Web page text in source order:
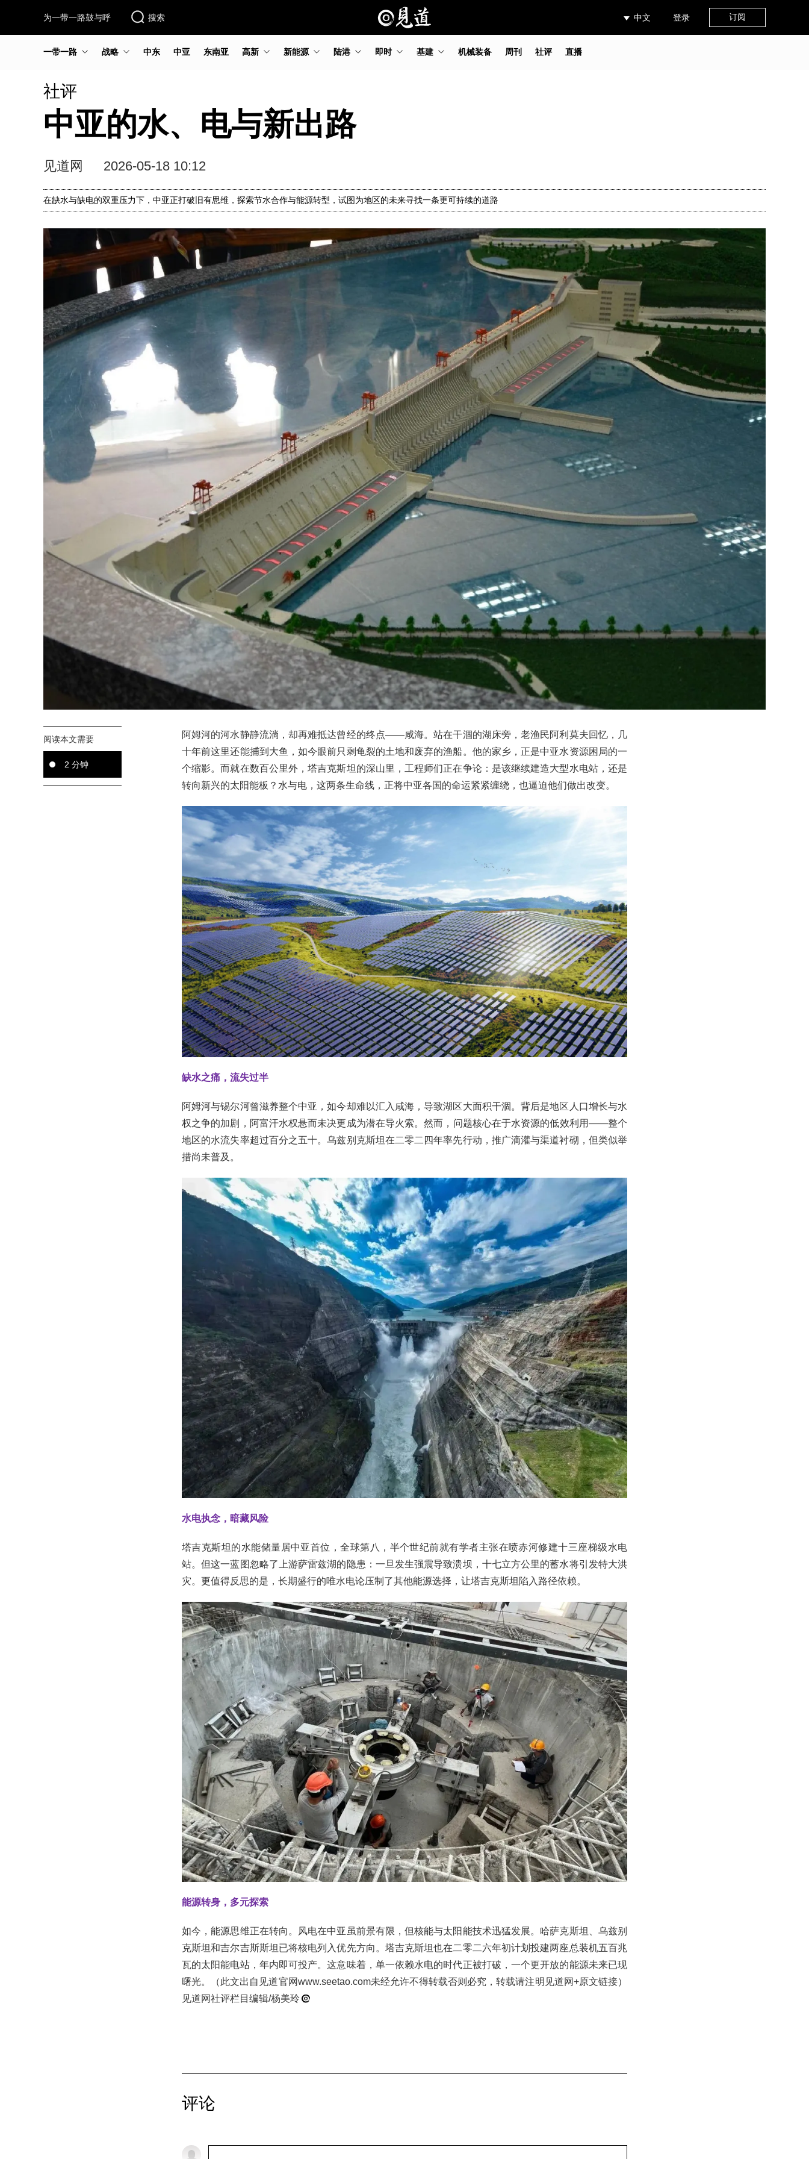
为一带一路鼓与呼 搜索 中文 登录 订阅
一带一路 战略 中东 中亚 东南亚 高新 新能源 陆港 即时 基建 机械装备 周刊 社评 直播
社评
中亚的水、电与新出路
见道网 2026-05-18 10:12
在缺水与缺电的双重压力下，中亚正打破旧有思维，探索节水合作与能源转型，试图为地区的未来寻找一条更可持续的道路
阅读本文需要
2 分钟
阿姆河的河水静静流淌，却再难抵达曾经的终点——咸海。站在干涸的湖床旁，老渔民阿利莫夫回忆，几
十年前这里还能捕到大鱼，如今眼前只剩龟裂的土地和废弃的渔船。他的家乡，正是中亚水资源困局的一
个缩影。而就在数百公里外，塔吉克斯坦的深山里，工程师们正在争论：是该继续建造大型水电站，还是
转向新兴的太阳能板？水与电，这两条生命线，正将中亚各国的命运紧紧缠绕，也逼迫他们做出改变。
缺水之痛，流失过半
阿姆河与锡尔河曾滋养整个中亚，如今却难以汇入咸海，导致湖区大面积干涸。背后是地区人口增长与水
权之争的加剧，阿富汗水权悬而未决更成为潜在导火索。然而，问题核心在于水资源的低效利用——整个
地区的水流失率超过百分之五十。乌兹别克斯坦在二零二四年率先行动，推广滴灌与渠道衬砌，但类似举
措尚未普及。
水电执念，暗藏风险
塔吉克斯坦的水能储量居中亚首位，全球第八，半个世纪前就有学者主张在喷赤河修建十三座梯级水电
站。但这一蓝图忽略了上游萨雷兹湖的隐患：一旦发生强震导致溃坝，十七立方公里的蓄水将引发特大洪
灾。更值得反思的是，长期盛行的唯水电论压制了其他能源选择，让塔吉克斯坦陷入路径依赖。
能源转身，多元探索
如今，能源思维正在转向。风电在中亚虽前景有限，但核能与太阳能技术迅猛发展。哈萨克斯坦、乌兹别
克斯坦和吉尔吉斯斯坦已将核电列入优先方向。塔吉克斯坦也在二零二六年初计划投建两座总装机五百兆
瓦的太阳能电站，年内即可投产。这意味着，单一依赖水电的时代正被打破，一个更开放的能源未来已现
曙光。（此文出自见道官网www.seetao.com未经允许不得转载否则必究，转载请注明见道网+原文链接）
见道网社评栏目编辑/杨美玲
评论